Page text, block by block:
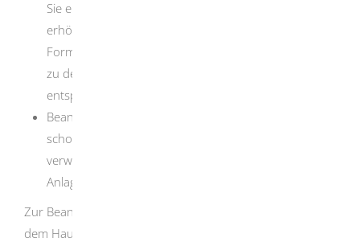
Sie einen im Verhältnis zum Kalenderjahr
erhöhten Freibetrag haben, verwenden Sie das
Formular „Antrag auf Lohnsteuer-Ermäßigung und
zu den Lohnsteuerabzugsmerkmalen“ und die
entsprechenden Anlagen
Beantragen Sie
schon für das Kalenderjahr
verwenden Sie
Anlage Vereinfachter Antrag / Sonstiges.
Zur Beantragung eines Freibetrages steht Ihnen neben
dem Hauptvordruck verschiedene Anlagen zur